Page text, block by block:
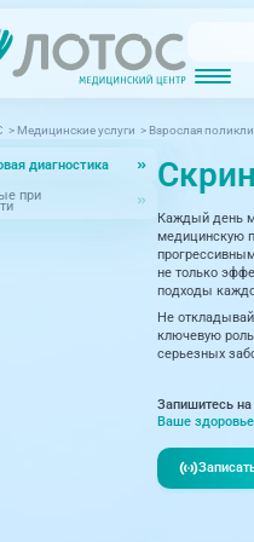
> Медицинские услуги > Взрослая
диагностика
при
Каждый день
медицинскую
не только
подходы
Не
ключевую
серьезных
Запишитесь
Ваше
Акции
резонансная томография)